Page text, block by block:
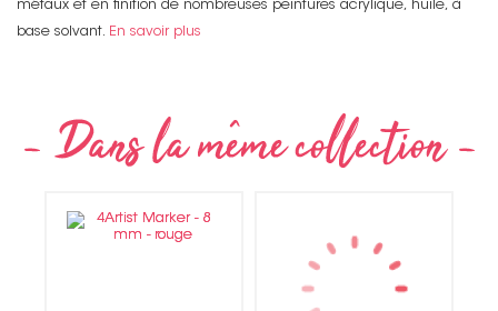
métaux et en finition de nombreuses peintures acrylique, huile, à
base solvant. En savoir plus
Non merci !